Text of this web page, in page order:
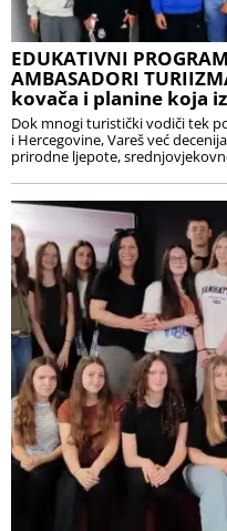
EDUKATIVNI
AMBASADORI
kovača i planine koja
Dok mnogi turistički vodiči tek
i Hercegovine, Vareš već
prirodne ljepote,